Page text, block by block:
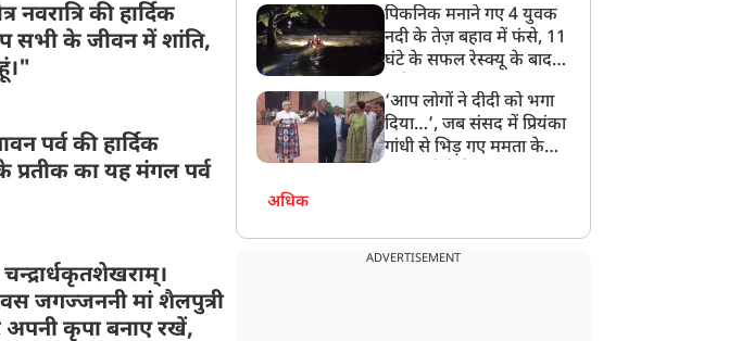
की हार्दिक
सभी के जीवन में शांति,
पर्व की हार्दिक
का यह मंगल पर्व
जगज्जननी मां शैलपुत्री
अपनी कृपा बनाए रखें,
पिकनिक मनाने गए 4 युवक
नदी के तेज़ बहाव में फंसे, 11
घंटे के सफल रेस्क्यू के बाद
‘आप लोगों ने दीदी को भगा
दिया…’, जब संसद में प्रियंका
गांधी से भिड़ गए ममता के
अधिक
ADVERTISEMENT